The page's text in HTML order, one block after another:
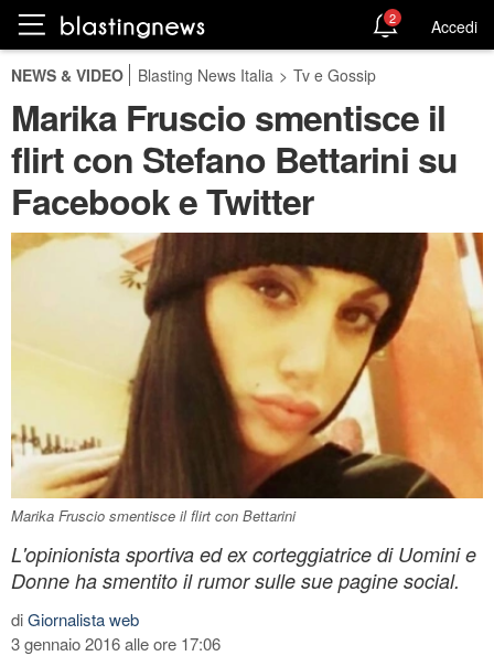
2 Accedi
NEWS & VIDEO Blasting News Italia > Tv e Gossip
Marika Fruscio smentisce il
flirt con Stefano Bettarini su
Facebook e Twitter
Marika Fruscio smentisce il flirt con Bettarini
L'opinionista sportiva ed ex corteggiatrice di Uomini e
Donne ha smentito il rumor sulle sue pagine social.
diGiornalista web
3 gennaio 2016 alle ore 17:06